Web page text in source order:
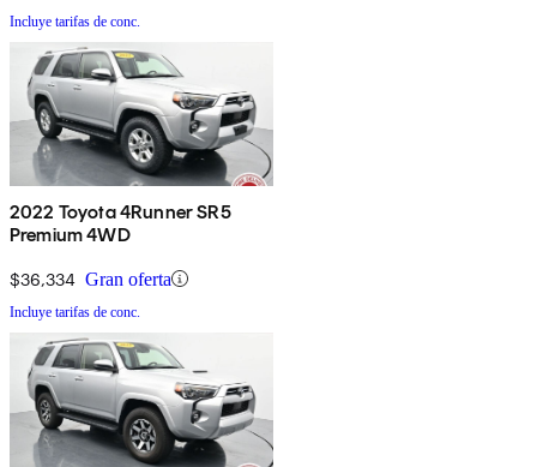
Incluye tarifas de conc.
2022 Toyota 4Runner SR5
Premium 4WD
$36,334 Gran oferta
Incluye tarifas de conc.